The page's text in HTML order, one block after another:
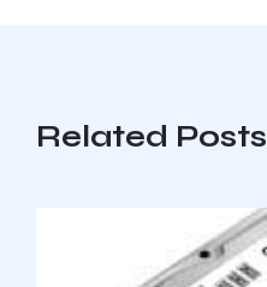
Related Posts